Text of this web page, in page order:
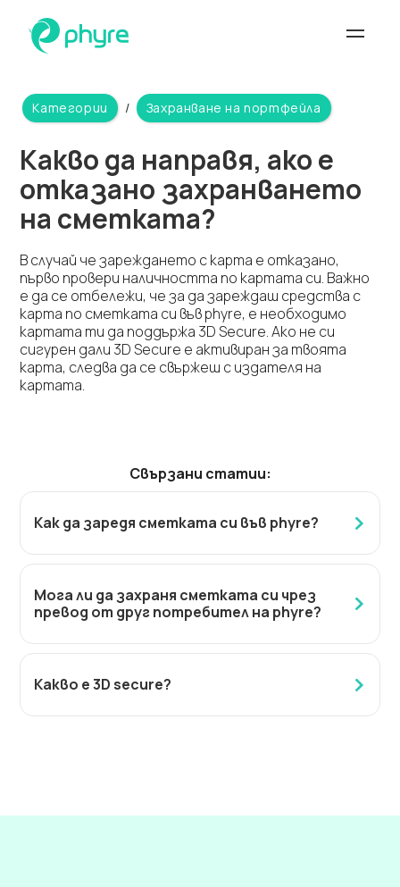
Категории / Захранване на портфейла
Какво да направя, ако е
отказано захранването
на сметката?
В случай че зареждането с карта е отказано,
първо провери наличността по картата си. Важно
е да се отбележи, че за да зареждаш средства с
карта по сметката си във phyre, е необходимо
картата ти да поддържа 3D Secure. Ако не си
сигурен дали 3D Secure е активиран за твоята
карта, следва да се свържеш с издателя на
картата.
Свързани статии:
Как да заредя сметката си във phyre?
Мога ли да захраня сметката си чрез
превод от друг потребител на phyre?
Какво е 3D secure?